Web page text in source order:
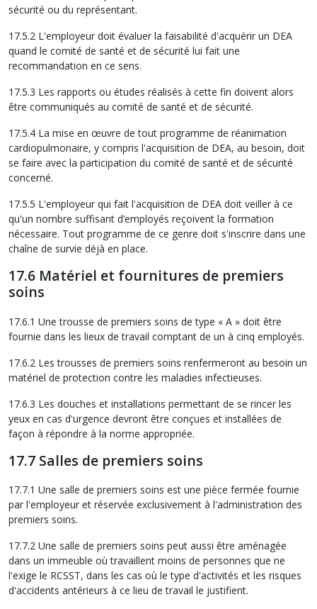
sécurité ou du représentant.
17.5.2 L'employeur doit évaluer la faisabilité d'acquérir un DEA
quand le comité de santé et de sécurité lui fait une
recommandation en ce sens.
17.5.3 Les rapports ou études réalisés à cette fin doivent alors
être communiqués au comité de santé et de sécurité.
17.5.4 La mise en œuvre de tout programme de réanimation
cardiopulmonaire, y compris l'acquisition de DEA, au besoin, doit
se faire avec la participation du comité de santé et de sécurité
concerné.
17.5.5 L'employeur qui fait l'acquisition de DEA doit veiller à ce
qu'un nombre suffisant d’employés reçoivent la formation
nécessaire. Tout programme de ce genre doit s'inscrire dans une
chaîne de survie déjà en place.
17.6 Matériel et fournitures de premiers
soins
17.6.1 Une trousse de premiers soins de type « A » doit être
fournie dans les lieux de travail comptant de un à cinq employés.
17.6.2 Les trousses de premiers soins renfermeront au besoin un
matériel de protection contre les maladies infectieuses.
17.6.3 Les douches et installations permettant de se rincer les
yeux en cas d'urgence devront être conçues et installées de
façon à répondre à la norme appropriée.
17.7 Salles de premiers soins
17.7.1 Une salle de premiers soins est une pièce fermée fournie
par l'employeur et réservée exclusivement à l'administration des
premiers soins.
17.7.2 Une salle de premiers soins peut aussi être aménagée
dans un immeuble où travaillent moins de personnes que ne
l'exige le RCSST, dans les cas où le type d'activités et les risques
d'accidents antérieurs à ce lieu de travail le justifient.